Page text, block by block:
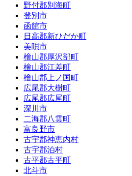
野付郡別海町
登別市
函館市
日高郡新ひだか町
美唄市
檜山郡厚沢部町
檜山郡江差町
檜山郡上ノ国町
広尾郡大樹町
広尾郡広尾町
深川市
二海郡八雲町
富良野市
古宇郡神恵内村
古宇郡泊村
古平郡古平町
北斗市